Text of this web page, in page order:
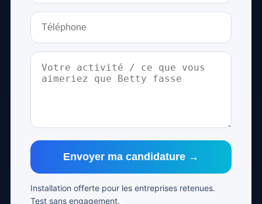
Envoyer ma candidature →
Installation offerte pour les entreprises retenues.
Test sans engagement.